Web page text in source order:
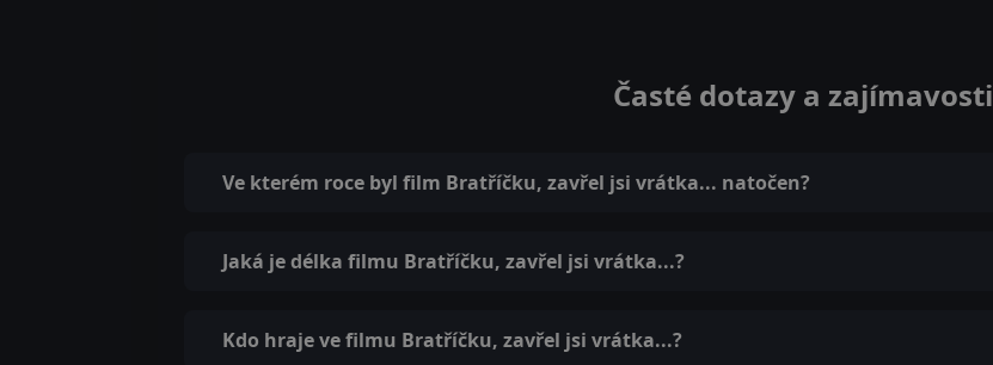
Časté dotazy a zajímavosti
Ve kterém roce byl film Bratříčku, zavřel jsi vrátka... natočen?
Jaká je délka filmu Bratříčku, zavřel jsi vrátka...?
Kdo hraje ve filmu Bratříčku, zavřel jsi vrátka...?